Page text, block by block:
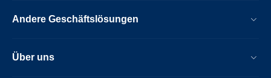
Andere Geschäftslösungen
Über uns